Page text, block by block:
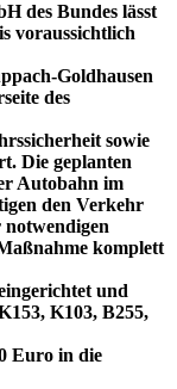
des Bundes lässt
voraussichtlich
Goldhausen
des
sowie
Die geplanten
Autobahn im
den Verkehr
komplett
und
K103, B255,
Euro in die